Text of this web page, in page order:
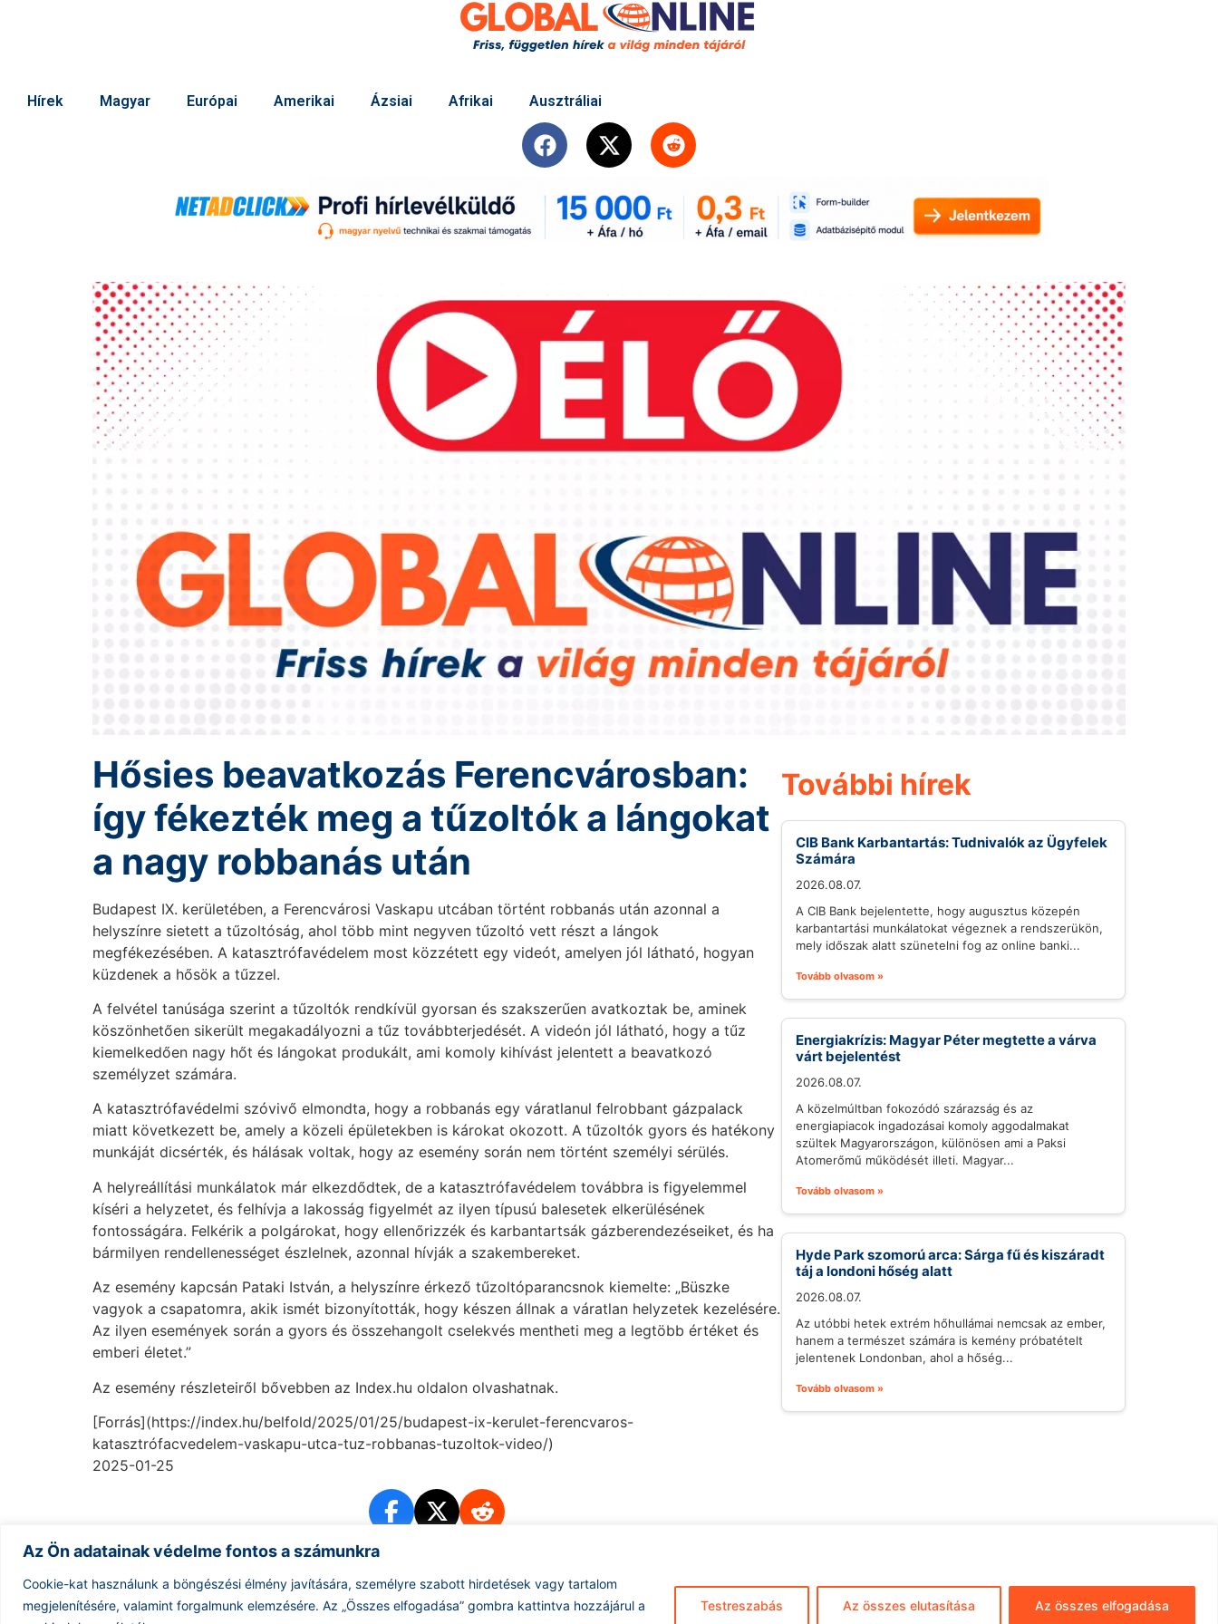
Az Ön adatainak védelme fontos a számunkra
Cookie-kat használunk a böngészési élmény javítására, személyre szabott hirdetések vagy tartalom
megjelenítésére, valamint forgalmunk elemzésére. Az „Összes elfogadása” gombra kattintva hozzájárul a
Testreszabás Az összes elutasítása Az összes elfogadása
Hírek Magyar Európai Amerikai Ázsiai Afrikai Ausztráliai
Hősies beavatkozás Ferencvárosban:
így fékezték meg a tűzoltók a lángokat
a nagy robbanás után
Budapest IX. kerületében, a Ferencvárosi Vaskapu utcában történt robbanás után azonnal a
helyszínre sietett a tűzoltóság, ahol több mint negyven tűzoltó vett részt a lángok
megfékezésében. A katasztrófavédelem most közzétett egy videót, amelyen jól látható, hogyan
küzdenek a hősök a tűzzel.
A felvétel tanúsága szerint a tűzoltók rendkívül gyorsan és szakszerűen avatkoztak be, aminek
köszönhetően sikerült megakadályozni a tűz továbbterjedését. A videón jól látható, hogy a tűz
kiemelkedően nagy hőt és lángokat produkált, ami komoly kihívást jelentett a beavatkozó
személyzet számára.
A katasztrófavédelmi szóvivő elmondta, hogy a robbanás egy váratlanul felrobbant gázpalack
miatt következett be, amely a közeli épületekben is károkat okozott. A tűzoltók gyors és hatékony
munkáját dicsérték, és hálásak voltak, hogy az esemény során nem történt személyi sérülés.
A helyreállítási munkálatok már elkezdődtek, de a katasztrófavédelem továbbra is figyelemmel
kíséri a helyzetet, és felhívja a lakosság figyelmét az ilyen típusú balesetek elkerülésének
fontosságára. Felkérik a polgárokat, hogy ellenőrizzék és karbantartsák gázberendezéseiket, és ha
bármilyen rendellenességet észlelnek, azonnal hívják a szakembereket.
Az esemény kapcsán Pataki István, a helyszínre érkező tűzoltóparancsnok kiemelte: „Büszke
vagyok a csapatomra, akik ismét bizonyították, hogy készen állnak a váratlan helyzetek kezelésére.
Az ilyen események során a gyors és összehangolt cselekvés mentheti meg a legtöbb értéket és
emberi életet.”
Az esemény részleteiről bővebben az Index.hu oldalon olvashatnak.
[Forrás](https://index.hu/belfold/2025/01/25/budapest-ix-kerulet-ferencvaros-
katasztrófacvedelem-vaskapu-utca-tuz-robbanas-tuzoltok-video/)
2025-01-25
További hírek
CIB Bank Karbantartás: Tudnivalók az Ügyfelek
Számára
2026.08.07.
A CIB Bank bejelentette, hogy augusztus közepén
karbantartási munkálatokat végeznek a rendszerükön,
mely időszak alatt szünetelni fog az online banki...
Tovább olvasom »
Energiakrízis: Magyar Péter megtette a várva
várt bejelentést
2026.08.07.
A közelmúltban fokozódó szárazság és az
energiapiacok ingadozásai komoly aggodalmakat
szültek Magyarországon, különösen ami a Paksi
Atomerőmű működését illeti. Magyar...
Tovább olvasom »
Hyde Park szomorú arca: Sárga fű és kiszáradt
táj a londoni hőség alatt
2026.08.07.
Az utóbbi hetek extrém hőhullámai nemcsak az ember,
hanem a természet számára is kemény próbatételt
jelentenek Londonban, ahol a hőség...
Tovább olvasom »
Hírarchívum Impresszum ÁSZF Adatkezelés